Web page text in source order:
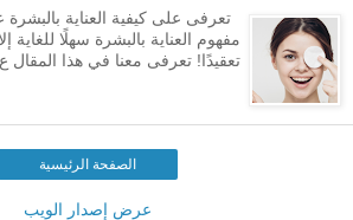
تعرفى على كيفية العناية
مفهوم العناية بالبشرة سهلًا للغاية
تعقيدًا! تعرفى معنا في هذا المقال
الصفحة الرئيسية
عرض إصدار الويب